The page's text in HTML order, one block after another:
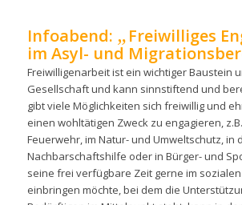
Infoabend: „Freiwilliges
im Asyl- und
Freiwilligenarbeit ist ein wichtiger Baustein
Gesellschaft und kann sinnstiftend und
gibt viele Möglichkeiten sich freiwillig und
einen wohltätigen Zweck zu engagieren,
Feuerwehr, im Natur- und Umweltschutz, in
Nachbarschaftshilfe oder in Bürger- und
seine frei verfügbare Zeit gerne im
einbringen möchte, bei dem die